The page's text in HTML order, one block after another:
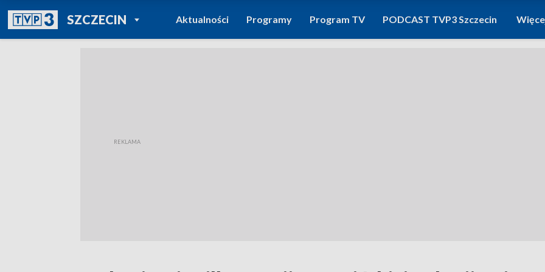
SZCZECINPOWRÓT DO
TVP REGIONY
Aktualności Programy Program TV PODCAST TVP3 Szczecin